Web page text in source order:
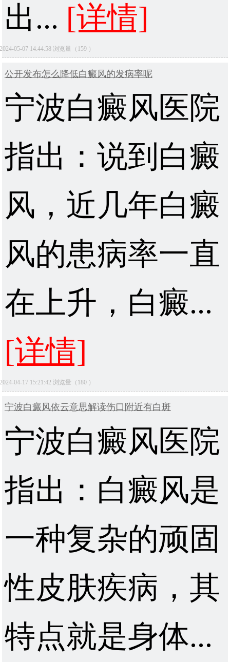
出... [详情]
05-07 14:44:58 浏览量（159 ）
公开发布怎么降低白癜风的发病率呢
宁波白癜风医院
指出：说到白癜
风，近几年白癜
风的患病率一直
在上升，白癜...
[详情]
04-17 15:21:42 浏览量（180 ）
宁波白癜风依云意思解读伤口附近有白斑
宁波白癜风医院
指出：白癜风是
一种复杂的顽固
性皮肤疾病，其
特点就是身体...